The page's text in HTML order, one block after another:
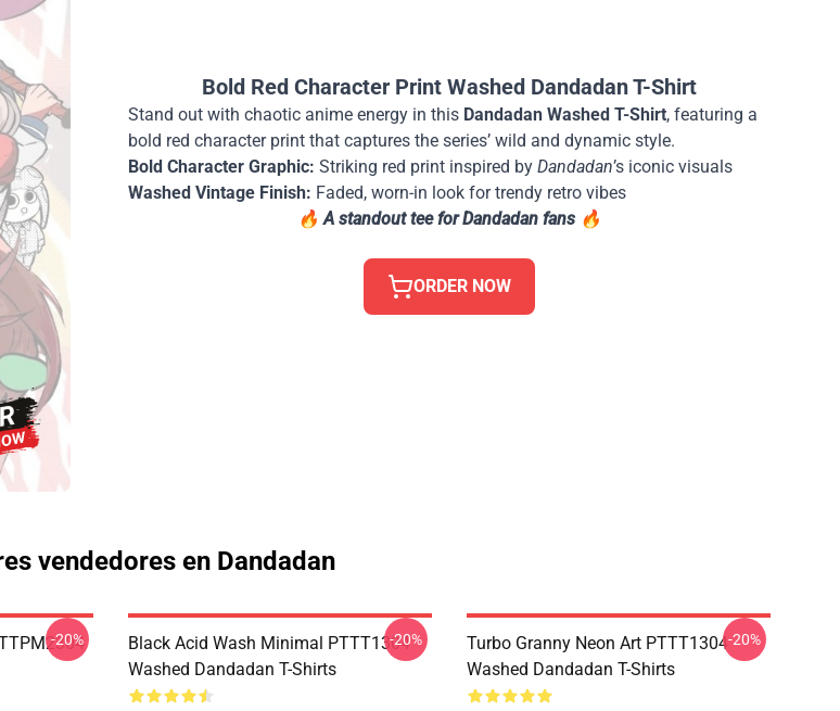
Bold Red Character Print Washed Dandadan T-Shirt
Stand out with chaotic anime energy in this Dandadan Washed T-Shirt, featuring a
bold red character print that captures the series’ wild and dynamic style.
Bold Character Graphic: Striking red print inspired by Dandadan’s iconic visuals
Washed Vintage Finish: Faded, worn-in look for trendy retro vibes
🔥A standout tee for Dandadan fans 🔥
ORDER NOW
vendedores en Dandadan
-20%
Black Acid Wash Minimal PTTT1304
Washed Dandadan T-Shirts
-20%
Turbo Granny Neon Art PTTT1304
Washed Dandadan T-Shirts
-20%